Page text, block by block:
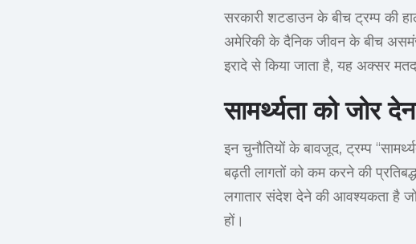
सरकारी शटडाउन के बीच ट्रम्प की
अमेरिकी के दैनिक जीवन के बीच
इरादे से किया जाता है, यह अक्सर
सामर्थ्यता को जोर
इन चुनौतियों के बावजूद, ट्रम्प
बढ़ती लागतों को कम करने की
लगातार संदेश देने की आवश्यकता है
हों।